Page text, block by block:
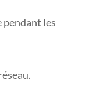
pendant les